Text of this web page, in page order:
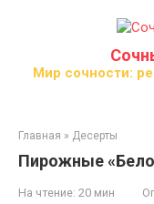
Мир сочности:
Главная » Десерты
Пирожные
На чтение: 20 мин